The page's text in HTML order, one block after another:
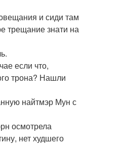
и сиди там
трещание знати на
если что,
трона? Нашли
найтмэр Мун с
осмотрела
нет худшего